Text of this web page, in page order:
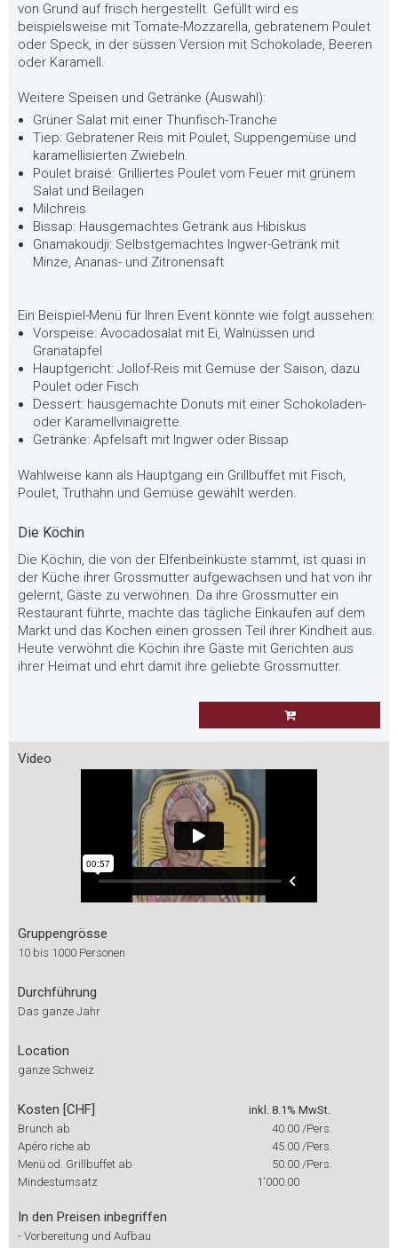
von Grund auf frisch hergestellt. Gefüllt wird es
beispielsweise mit Tomate-Mozzarella, gebratenem Poulet
oder Speck, in der süssen Version mit Schokolade, Beeren
oder Karamell.
Weitere Speisen und Getränke (Auswahl):
Grüner Salat mit einer Thunfisch-Tranche
Tiep: Gebratener Reis mit Poulet, Suppengemüse und
karamellisierten Zwiebeln.
Poulet braisé: Grilliertes Poulet vom Feuer mit grünem
Salat und Beilagen
Milchreis
Bissap: Hausgemachtes Getränk aus Hibiskus
Gnamakoudji: Selbstgemachtes Ingwer-Getränk mit
Minze, Ananas- und Zitronensaft
Ein Beispiel-Menü für Ihren Event könnte wie folgt aussehen:
Vorspeise: Avocadosalat mit Ei, Walnüssen und
Granatapfel
Hauptgericht: Jollof-Reis mit Gemüse der Saison, dazu
Poulet oder Fisch
Dessert: hausgemachte Donuts mit einer Schokoladen-
oder Karamellvinaigrette.
Getränke: Apfelsaft mit Ingwer oder Bissap
Wahlweise kann als Hauptgang ein Grillbuffet mit Fisch,
Poulet, Truthahn und Gemüse gewählt werden.
Die Köchin
Die Köchin, die von der Elfenbeinküste stammt, ist quasi in
der Küche ihrer Grossmutter aufgewachsen und hat von ihr
gelernt, Gäste zu verwöhnen. Da ihre Grossmutter ein
Restaurant führte, machte das tägliche Einkaufen auf dem
Markt und das Kochen einen grossen Teil ihrer Kindheit aus.
Heute verwöhnt die Köchin ihre Gäste mit Gerichten aus
ihrer Heimat und ehrt damit ihre geliebte Grossmutter.
Video
Gruppengrösse
10 bis 1000 Personen
Durchführung
Das ganze Jahr
Location
ganze Schweiz
Kosten [CHF]
inkl. 8.1% MwSt.
Brunch ab
40.00 /Pers.
Apéro riche ab
45.00 /Pers.
Menü od. Grillbuffet ab
50.00 /Pers.
Mindestumsatz
1'000.00
In den Preisen inbegriffen
- Vorbereitung und Aufbau